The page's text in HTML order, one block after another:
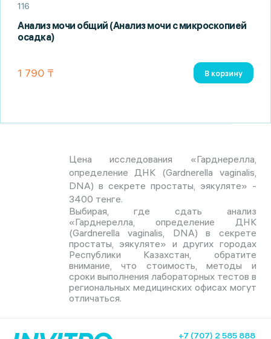
116
Анализ мочи общий (Анализ мочи с микроскопией
осадка)
1 790 ₸ В корзину
Цена исследования «Гарднерелла,
определение ДНК (Gardnerella vaginalis,
DNA) в секрете простаты, эякуляте» -
3400 тенге.
Выбирая, где сдать анализ
«Гарднерелла, определение ДНК
(Gardnerella vaginalis, DNA) в секрете
простаты, эякуляте» и других городах
Республики Казахстан, обратите
внимание, что стоимость, методы и
сроки выполнения лабораторных тестов в
региональных медицинских офисах могут
отличаться.
+7 (707) 2 585 888